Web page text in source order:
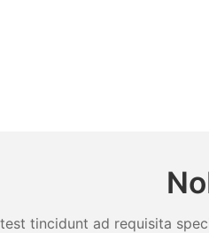
tincidunt ad requisita